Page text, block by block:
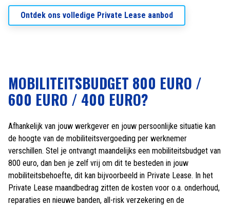
Ontdek ons volledige Private Lease aanbod
MOBILITEITSBUDGET 800 EURO /
600 EURO / 400 EURO?
Afhankelijk van jouw werkgever en jouw persoonlijke situatie kan
de hoogte van de mobiliteitsvergoeding per werknemer
verschillen. Stel je ontvangt maandelijks een mobiliteitsbudget van
800 euro, dan ben je zelf vrij om dit te besteden in jouw
mobiliteitsbehoefte, dit kan bijvoorbeeld in Private Lease. In het
Private Lease maandbedrag zitten de kosten voor o.a. onderhoud,
reparaties en nieuwe banden, all-risk verzekering en de